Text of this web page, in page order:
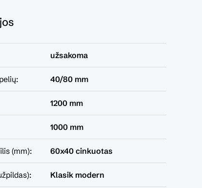
užsakoma
40/80 mm
1200 mm
1000 mm
(mm): 60x40 cinkuotas
Klasik modern